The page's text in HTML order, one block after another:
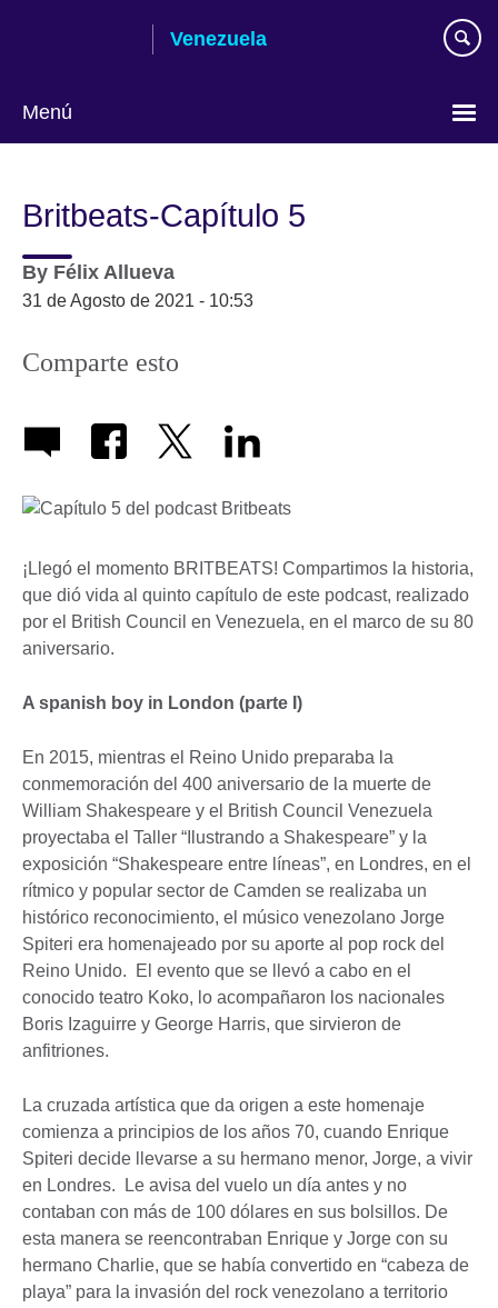
Venezuela
Menú
idioma
Britbeats-Capítulo 5
By Félix Allueva
31 de Agosto de 2021 - 10:53
Comparte esto
¡Llegó el momento BRITBEATS! Compartimos la historia,
que dió vida al quinto capítulo de este podcast, realizado
por el British Council en Venezuela, en el marco de su 80
aniversario.
A spanish boy in London (parte I)
En 2015, mientras el Reino Unido preparaba la
conmemoración del 400 aniversario de la muerte de
William Shakespeare y el British Council Venezuela
proyectaba el Taller “Ilustrando a Shakespeare” y la
exposición “Shakespeare entre líneas”, en Londres, en el
rítmico y popular sector de Camden se realizaba un
histórico reconocimiento, el músico venezolano Jorge
Spiteri era homenajeado por su aporte al pop rock del
Reino Unido. El evento que se llevó a cabo en el
conocido teatro Koko, lo acompañaron los nacionales
Boris Izaguirre y George Harris, que sirvieron de
anfitriones.
La cruzada artística que da origen a este homenaje
comienza a principios de los años 70, cuando Enrique
Spiteri decide llevarse a su hermano menor, Jorge, a vivir
en Londres. Le avisa del vuelo un día antes y no
contaban con más de 100 dólares en sus bolsillos. De
esta manera se reencontraban Enrique y Jorge con su
hermano Charlie, que se había convertido en “cabeza de
playa” para la invasión del rock venezolano a territorio